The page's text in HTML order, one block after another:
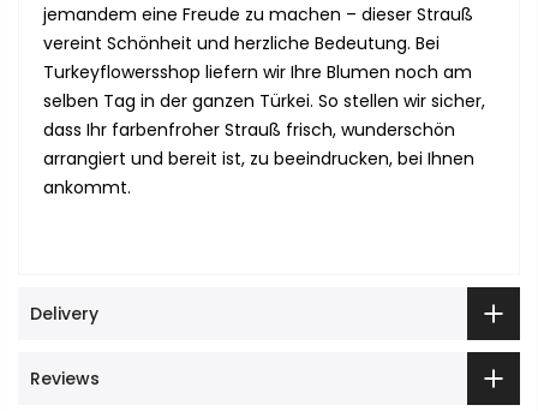
jemandem eine Freude zu machen – dieser Strauß
vereint Schönheit und herzliche Bedeutung. Bei
Turkeyflowersshop liefern wir Ihre Blumen noch am
selben Tag in der ganzen Türkei. So stellen wir sicher,
dass Ihr farbenfroher Strauß frisch, wunderschön
arrangiert und bereit ist, zu beeindrucken, bei Ihnen
ankommt.
Delivery
Reviews